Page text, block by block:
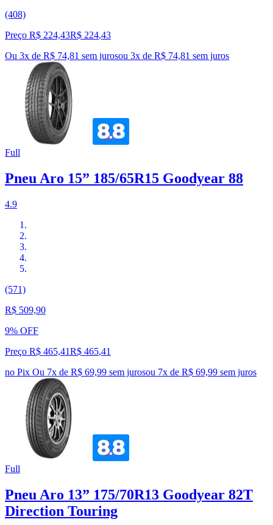
(408)
Preço R$ 224,43R$ 224,43
Ou 3x de R$ 74,81 sem jurosou 3x de R$ 74,81 sem juros
Full
Pneu Aro 15” 185/65R15 Goodyear 88
4.9
(571)
R$ 509,90
9% OFF
Preço R$ 465,41R$ 465,41
no Pix Ou 7x de R$ 69,99 sem jurosou 7x de R$ 69,99 sem juros
Full
Pneu Aro 13” 175/70R13 Goodyear 82T
Direction Touring